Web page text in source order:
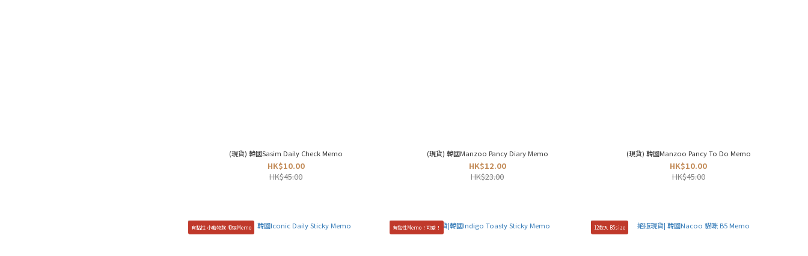
(現貨) 韓國Sasim Daily Check Memo
HK$10.00
HK$45.00
(現貨) 韓國Manzoo Pancy Diary Memo
HK$12.00
HK$23.00
(現貨) 韓國Manzoo Pancy To Do Memo
HK$10.00
HK$45.00
有黏性 小動物款 40張Memo 有黏性Memo！可愛！ 12款入 B5size